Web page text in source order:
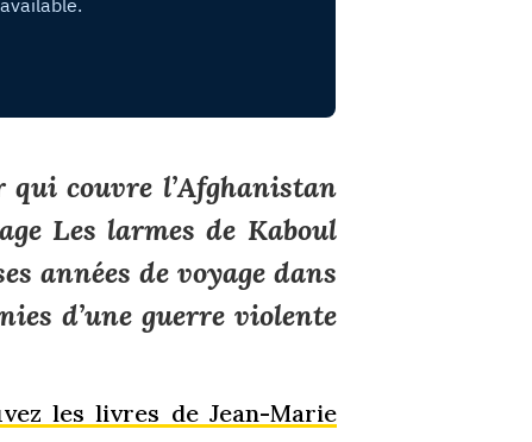
couvre l’Afghanistan
Les larmes de Kaboul
années de voyage dans
d’une guerre violente
les livres de Jean-Marie